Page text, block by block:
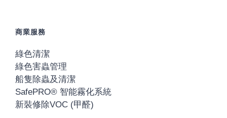
商業服務
綠色清潔
綠色害蟲管理
船隻除蟲及清潔
SafePRO® 智能霧化系統
新裝修除VOC (甲醛)